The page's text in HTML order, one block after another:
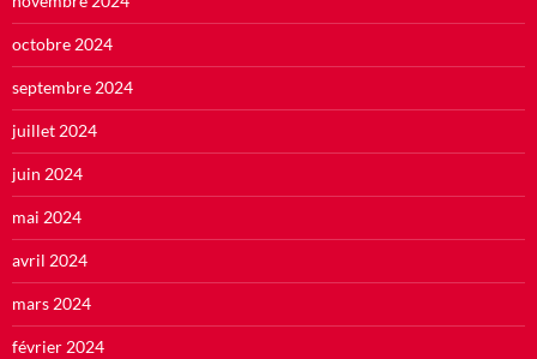
octobre 2024
septembre 2024
juillet 2024
juin 2024
mai 2024
avril 2024
mars 2024
février 2024